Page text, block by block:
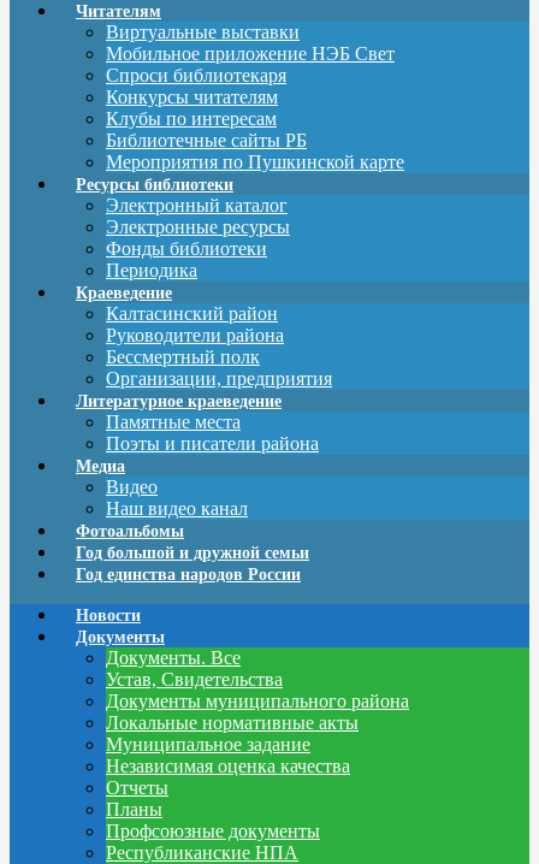
Читателям
Виртуальные выставки
Мобильное приложение НЭБ Свет
Спроси библиотекаря
Конкурсы читателям
Клубы по интересам
Библиотечные сайты РБ
Мероприятия по Пушкинской карте
Ресурсы библиотеки
Электронный каталог
Электронные ресурсы
Фонды библиотеки
Периодика
Краеведение
Калтасинский район
Руководители района
Бессмертный полк
Организации, предприятия
Литературное краеведение
Памятные места
Поэты и писатели района
Медиа
Видео
Наш видео канал
Фотоальбомы
Год большой и дружной семьи
Год единства народов России
Новости
Документы
Документы. Все
Устав, Свидетельства
Документы муниципального района
Локальные нормативные акты
Муниципальное задание
Независимая оценка качества
Отчеты
Планы
Профсоюзные документы
Республиканские НПА